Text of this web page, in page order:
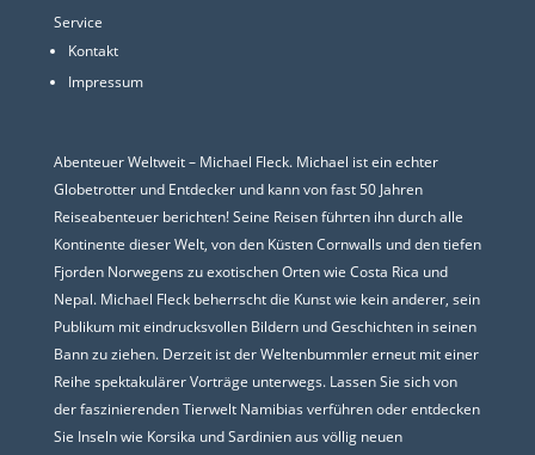
Service
Kontakt
Impressum
Abenteuer Weltweit – Michael Fleck. Michael ist ein echter
Globetrotter und Entdecker und kann von fast 50 Jahren
Reiseabenteuer berichten! Seine Reisen führten ihn durch alle
Kontinente dieser Welt, von den Küsten Cornwalls und den tiefen
Fjorden Norwegens zu exotischen Orten wie Costa Rica und
Nepal. Michael Fleck beherrscht die Kunst wie kein anderer, sein
Publikum mit eindrucksvollen Bildern und Geschichten in seinen
Bann zu ziehen. Derzeit ist der Weltenbummler erneut mit einer
Reihe spektakulärer Vorträge unterwegs. Lassen Sie sich von
der faszinierenden Tierwelt Namibias verführen oder entdecken
Sie Inseln wie Korsika und Sardinien aus völlig neuen